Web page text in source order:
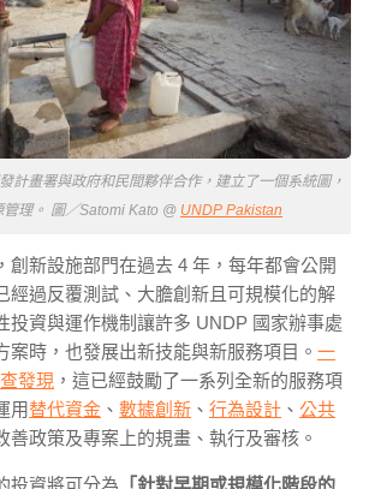
計畫署與政府和民間夥伴合作，建立了一個系統圖，
管理。 圖／Satomi Kato @ UNDP Pakistan
創新設施部門在過去 4 年，每年都會公開
經過反覆測試、大膽創新且可規模化的解
投資與運作機制讓許多 UNDP 國家辦事處
案時，也發展出新技能與新服務項目。 一
發現 ，這已經鼓勵了一系列全新的服務項
用替代資金 、 數據創新 、 行為設計 、 公共
善政策及專案上的規畫、執行及審核。
投資將可分為 「針對早期或規模化階段的